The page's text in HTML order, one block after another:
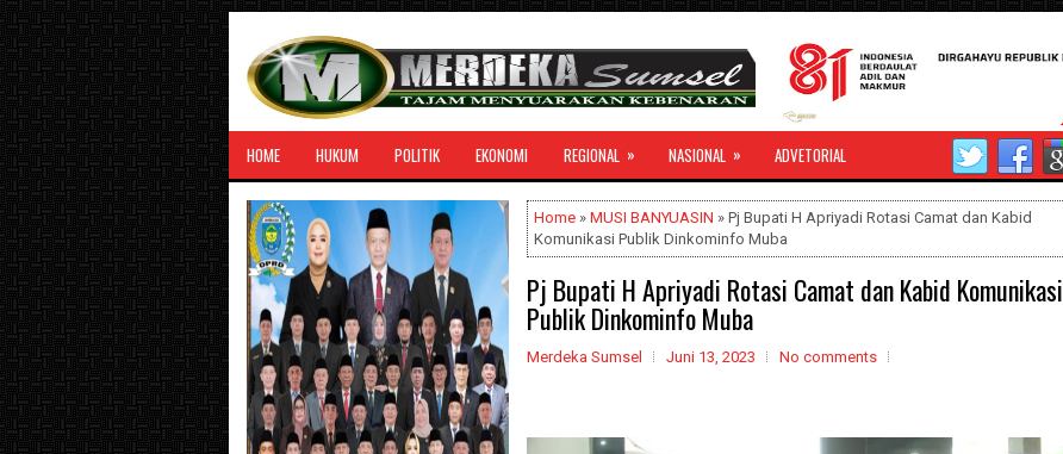
HOME HUKUM POLITIK EKONOMI REGIONAL » NASIONAL » ADVETORIAL
Home » MUSI BANYUASIN » Pj Bupati H Apriyadi Rotasi Camat dan Kabid
Komunikasi Publik Dinkominfo Muba
Pj Bupati H Apriyadi Rotasi Camat dan Kabid Komunikasi
Publik Dinkominfo Muba
Merdeka Sumsel Juni 13, 2023 No comments